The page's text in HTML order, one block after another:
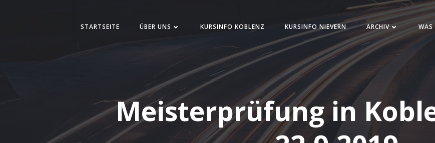
STARTSEITE ÜBER UNS KURSINFO KOBLENZ KURSINFO NIEVERN ARCHIV
Meisterprüfung in